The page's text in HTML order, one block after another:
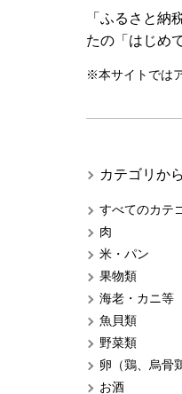
「ふるさと
たの「はじめ
※本サイトでは
カテゴリか
すべてのカテ
肉
米・パン
果物類
海老・カニ等
魚貝類
野菜類
卵（鶏、烏骨
お酒